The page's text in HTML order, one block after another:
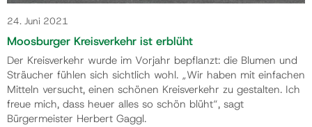
24. Juni 2021
Moosburger Kreisverkehr ist erblüht
Der Kreisverkehr wurde im Vorjahr bepflanzt: die Blumen und
Sträucher fühlen sich sichtlich wohl. „Wir haben mit einfachen
Mitteln versucht, einen schönen Kreisverkehr zu gestalten. Ich
freue mich, dass heuer alles so schön blüht“, sagt
Bürgermeister Herbert Gaggl.